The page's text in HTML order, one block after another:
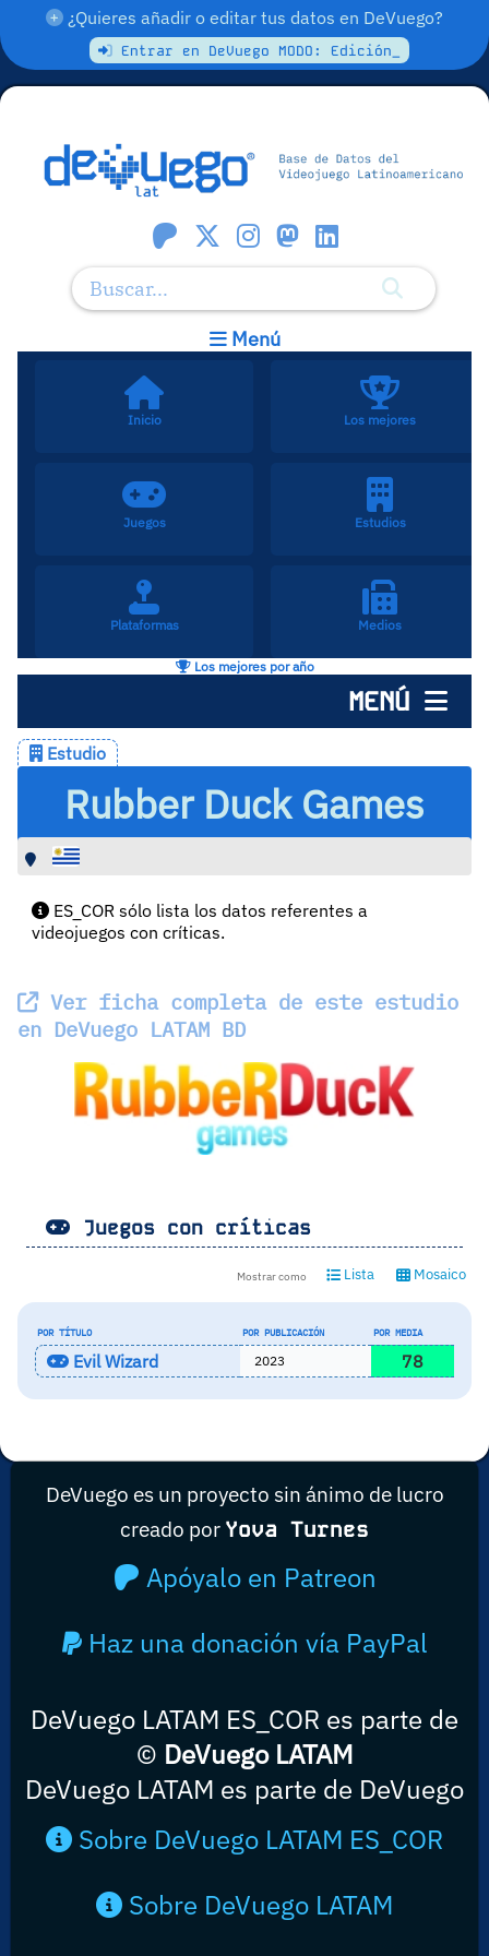
¿Quieres añadir o editar tus datos en DeVuego?
Entrar en DeVuego MODO: Edición_
Menú
Inicio Los mejores
Juegos Estudios
Plataformas Medios
Los mejores por año
MENÚ
Estudio
Rubber Duck Games
ES_COR sólo lista los datos referentes a
videojuegos con críticas.
Ver ficha completa de este estudio
en DeVuego LATAM BD
Juegos con críticas
Mostrar como Lista Mosaico
POR TÍTULO POR PUBLICACIÓN POR MEDIA
Evil Wizard 2023 78
DeVuego es un proyecto sin ánimo de lucro
creado por Yova Turnes
Apóyalo en Patreon
Haz una donación vía PayPal
DeVuego LATAM ES_COR es parte de
© DeVuego LATAM
DeVuego LATAM es parte de DeVuego
Sobre DeVuego LATAM ES_COR
Sobre DeVuego LATAM